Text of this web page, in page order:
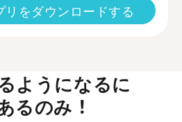
リをダウンロードする
ようになるに
るのみ！